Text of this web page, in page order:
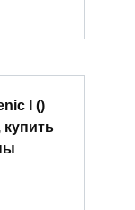
I ()
купить